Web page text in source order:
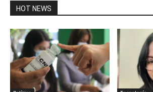
HOT NEWS